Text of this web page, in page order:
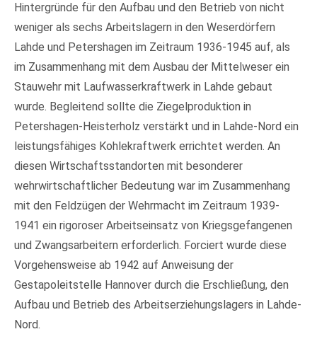
Hintergründe für den Aufbau und den Betrieb von nicht
weniger als sechs Arbeitslagern in den Weserdörfern
Lahde und Petershagen im Zeitraum 1936-1945 auf, als
im Zusammenhang mit dem Ausbau der Mittelweser ein
Stauwehr mit Laufwasserkraftwerk in Lahde gebaut
wurde. Begleitend sollte die Ziegelproduktion in
Petershagen-Heisterholz verstärkt und in Lahde-Nord ein
leistungsfähiges Kohlekraftwerk errichtet werden. An
diesen Wirtschaftsstandorten mit besonderer
wehrwirtschaftlicher Bedeutung war im Zusammenhang
mit den Feldzügen der Wehrmacht im Zeitraum 1939-
1941 ein rigoroser Arbeitseinsatz von Kriegsgefangenen
und Zwangsarbeitern erforderlich. Forciert wurde diese
Vorgehensweise ab 1942 auf Anweisung der
Gestapoleitstelle Hannover durch die Erschließung, den
Aufbau und Betrieb des Arbeitserziehungslagers in Lahde-
Nord.